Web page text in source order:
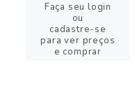
Faça seu login
ou
cadastre-se
para ver preços
e comprar